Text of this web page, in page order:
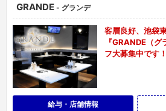
GRANDE - グランデ
客層良好、池袋
『GRANDE（
フ大募集中です！
給与・店舗情報